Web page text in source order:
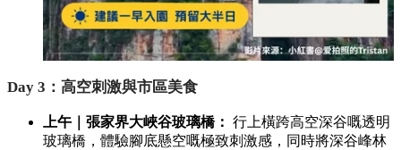
Day 3：高空刺激與市區美食
上午｜張家界大峽谷玻璃橋： 行上橫跨高空深谷嘅透明
玻璃橋，體驗腳底懸空嘅極致刺激感，同時將深谷峰林